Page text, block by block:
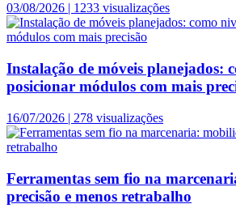
03/08/2026 | 1233 visualizações
Instalação de móveis planejados:
posicionar módulos com mais
16/07/2026 | 278 visualizações
Ferramentas sem fio na
precisão e menos retrabalho